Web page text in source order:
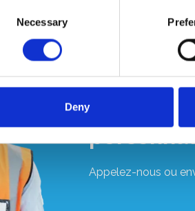
Necessary
DenyVous
Appelez-nous ou